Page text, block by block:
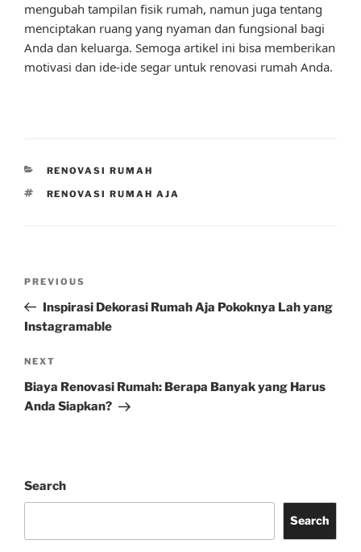
mengubah tampilan fisik rumah, namun juga tentang
menciptakan ruang yang nyaman dan fungsional bagi
Anda dan keluarga. Semoga artikel ini bisa memberikan
motivasi dan ide-ide segar untuk renovasi rumah Anda.
CATEGORIES
RENOVASI RUMAH
TAGS
RENOVASI RUMAH AJA
Previous
Post
PREVIOUS
Inspirasi Dekorasi Rumah Aja Pokoknya Lah yang
Instagramable
Next
Post
NEXT
Biaya Renovasi Rumah: Berapa Banyak yang Harus
Anda Siapkan?
Search
Search